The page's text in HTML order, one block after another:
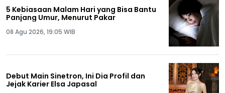
5 Kebiasaan Malam Hari yang Bisa Bantu
Panjang Umur, Menurut Pakar
08 Agu 2026, 19:05 WIB
Debut Main Sinetron, Ini Dia Profil dan
Jejak Karier Elsa Japasal